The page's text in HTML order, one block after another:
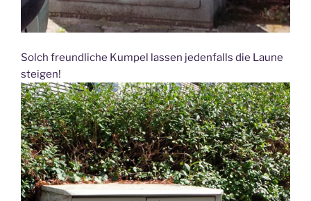
Solch freundliche Kumpel lassen jedenfalls die Laune
steigen!